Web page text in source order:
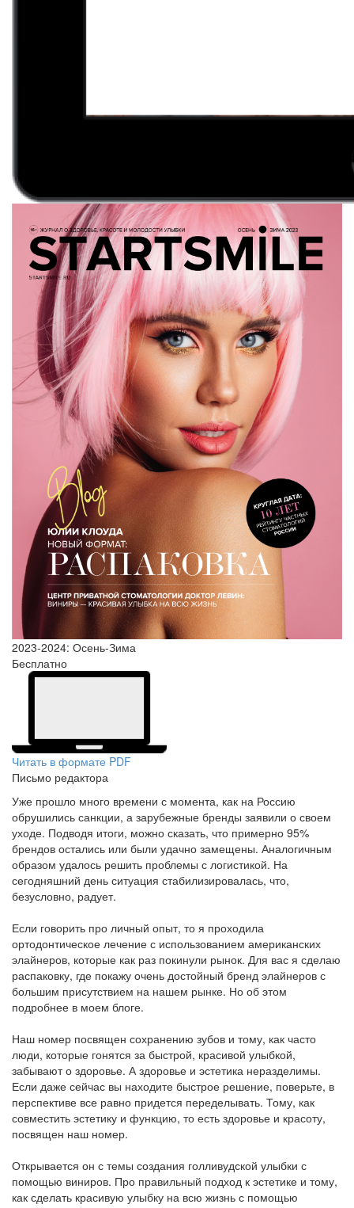
2023-2024: Осень-Зима
Бесплатно
Читать в формате PDF
Письмо редактора
Уже прошло много времени с момента, как на Россию
обрушились санкции, а зарубежные бренды заявили о своем
уходе. Подводя итоги, можно сказать, что примерно 95%
брендов остались или были удачно замещены. Аналогичным
образом удалось решить проблемы с логистикой. На
сегодняшний день ситуация стабилизировалась, что,
безусловно, радует.
Если говорить про личный опыт, то я проходила
ортодонтическое лечение с использованием американских
элайнеров, которые как раз покинули рынок. Для вас я сделаю
распаковку, где покажу очень достойный бренд элайнеров с
большим присутствием на нашем рынке. Но об этом
подробнее в моем блоге.
Наш номер посвящен сохранению зубов и тому, как часто
люди, которые гонятся за быстрой, красивой улыбкой,
забывают о здоровье. А здоровье и эстетика неразделимы.
Если даже сейчас вы находите быстрое решение, поверьте, в
перспективе все равно придется переделывать. Тому, как
совместить эстетику и функцию, то есть здоровье и красоту,
посвящен наш номер.
Открывается он с темы создания голливудской улыбки с
помощью виниров. Про правильный подход к эстетике и тому,
как сделать красивую улыбку на всю жизнь с помощью